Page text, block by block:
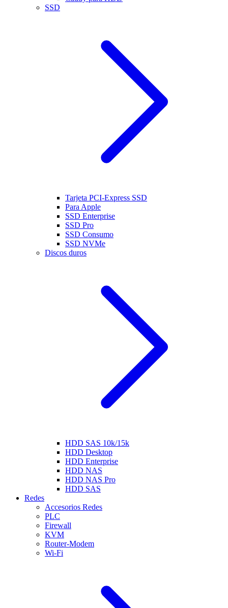
SSD
Tarjeta PCI-Express SSD
Para Apple
SSD Enterprise
SSD Pro
SSD Consumo
SSD NVMe
Discos duros
HDD SAS 10k/15k
HDD Desktop
HDD Enterprise
HDD NAS
HDD NAS Pro
HDD SAS
Redes
Accesorios Redes
PLC
Firewall
KVM
Router-Modem
Wi-Fi